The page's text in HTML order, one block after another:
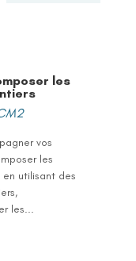
les
vos
les
en utilisant des
les...